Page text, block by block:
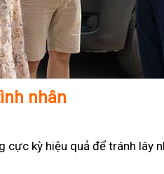
nhân
kỳ hiệu quả để tránh lây